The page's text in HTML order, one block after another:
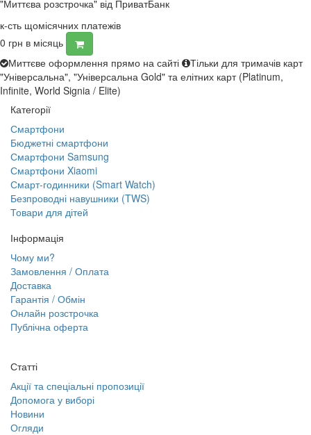
"Миттєва розстрочка" від ПриватБанк
к-сть щомісячних платежів
0 грн в місяць
Миттєве оформлення прямо на сайті
Тільки для тримачів карт
"Універсальна", "Універсальна Gold" та елітних карт (Platinum,
Infinite, World Signia / Elite)
Категорії
Смартфони
Бюджетні смартфони
Смартфони Samsung
Смартфони Xiaomi
Смарт-годинники (Smart Watch)
Безпроводні навушники (TWS)
Товари для дітей
Інформація
Чому ми?
Замовлення / Оплата
Доставка
Гарантія / Обмін
Онлайн розстрочка
Публічна оферта
Статті
Акції та спеціальні пропозиції
Допомога у виборі
Новини
Огляди